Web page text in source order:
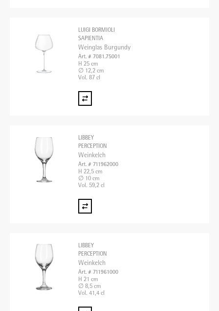
LUIGI BORMIOLI
SAPIENTIA
Weinglas Burgundy
Art. # 7081.75001
H 25 cm
∅ 12,2 cm
Vol. 87 cl
LIBBEY
PERCEPTION
Weinkelch
Art. # 711962000
H 22,5 cm
∅ 10 cm
Vol. 59,2 cl
LIBBEY
PERCEPTION
Weinkelch
Art. # 711961000
H 21 cm
∅ 8,5 cm
Vol. 41,4 cl